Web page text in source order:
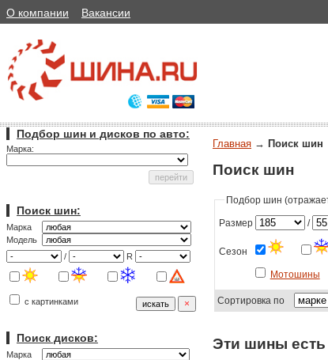
О компании Вакансии
Подбор шин и дисков по авто:
Марка:
Поиск шин:
Марка
Модель
/
R
с картинками
Поиск дисков:
Марка
Главная → Поиск шин
Поиск шин
Подбор шин
Размер /
Сезон
Мотошины
Сортировка по
Эти шины есть